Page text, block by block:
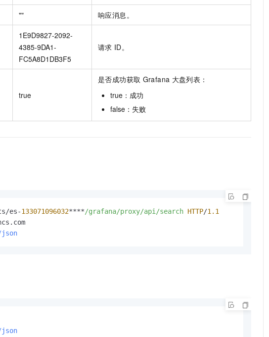
"" 响应消息。
1E9D9827-2092-
4385-9DA1-
FC5A8D1DB3F5
请求 ID。
true
是否成功获取 Grafana 大盘列表：
true：成功
false：失败
es-133071096032****/grafana/proxy/api/search HTTP/1.1